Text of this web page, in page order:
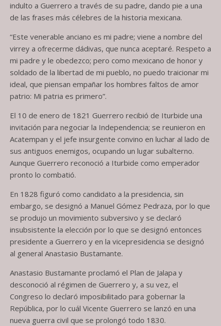
indulto a Guerrero a través de su padre, dando pie a una
de las frases más célebres de la historia mexicana.
“Este venerable anciano es mi padre; viene a nombre del
virrey a ofrecerme dádivas, que nunca aceptaré. Respeto a
mi padre y le obedezco; pero como mexicano de honor y
soldado de la libertad de mi pueblo, no puedo traicionar mi
ideal, que piensan empañar los hombres faltos de amor
patrio: Mi patria es primero”.
El 10 de enero de 1821 Guerrero recibió de Iturbide una
invitación para negociar la Independencia; se reunieron en
Acatempan y el jefe insurgente convino en luchar al lado de
sus antiguos enemigos, ocupando un lugar subalterno.
Aunque Guerrero reconoció a Iturbide como emperador
pronto lo combatió.
En 1828 figuró como candidato a la presidencia, sin
embargo, se designó a Manuel Gómez Pedraza, por lo que
se produjo un movimiento subversivo y se declaró
insubsistente la elección por lo que se designó entonces
presidente a Guerrero y en la vicepresidencia se designó
al general Anastasio Bustamante.
Anastasio Bustamante proclamó el Plan de Jalapa y
desconoció al régimen de Guerrero y, a su vez, el
Congreso lo declaró imposibilitado para gobernar la
República, por lo cuál Vicente Guerrero se lanzó en una
nueva guerra civil que se prolongó todo 1830.